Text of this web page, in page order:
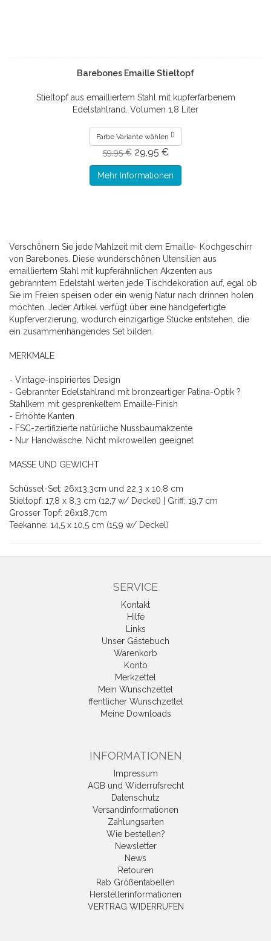
Barebones Emaille Stieltopf
Stieltopf aus emailliertem Stahl mit kupferfarbenem
Edelstahlrand. Volumen 1,8 Liter
Farbe Variante wählen
59,95 € 29,95 €
Mehr Informationen
Verschönern Sie jede Mahlzeit mit dem Emaille- Kochgeschirr
von Barebones. Diese wunderschönen Utensilien aus
emailliertem Stahl mit kupferähnlichen Akzenten aus
gebranntem Edelstahl werten jede Tischdekoration auf, egal ob
Sie im Freien speisen oder ein wenig Natur nach drinnen holen
möchten. Jeder Artikel verfügt über eine handgefertigte
Kupferverzierung, wodurch einzigartige Stücke entstehen, die
ein zusammenhängendes Set bilden.
MERKMALE
- Vintage-inspiriertes Design
- Gebrannter Edelstahlrand mit bronzeartiger Patina-Optik ?
Stahlkern mit gesprenkeltem Emaille-Finish
- Erhöhte Kanten
- FSC-zertifizierte natürliche Nussbaumakzente
- Nur Handwäsche. Nicht mikrowellen geeignet
MASSE UND GEWICHT
Schüssel-Set: 26x13,3cm und 22,3 x 10,8 cm
Stieltopf: 17,8 x 8,3 cm (12,7 w/ Deckel) | Griff: 19,7 cm
Grosser Topf: 26x18,7cm
Teekanne: 14,5 x 10,5 cm (15,9 w/ Deckel)
SERVICE
Kontakt
Hilfe
Links
Unser Gästebuch
Warenkorb
Konto
Merkzettel
Mein Wunschzettel
ffentlicher Wunschzettel
Meine Downloads
INFORMATIONEN
Impressum
AGB und Widerrufsrecht
Datenschutz
Versandinformationen
Zahlungsarten
Wie bestellen?
Newsletter
News
Retouren
Rab Größentabellen
Herstellerinformationen
VERTRAG WIDERRUFEN